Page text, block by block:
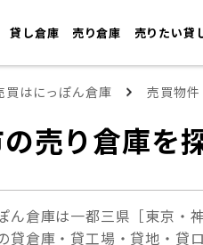
貸し倉庫 売り倉庫 売りたい貸
買はにっぽん倉庫 売買物
売り倉庫を
ん倉庫は一都三県［東京・
貸倉庫・貸工場・貸地・貸